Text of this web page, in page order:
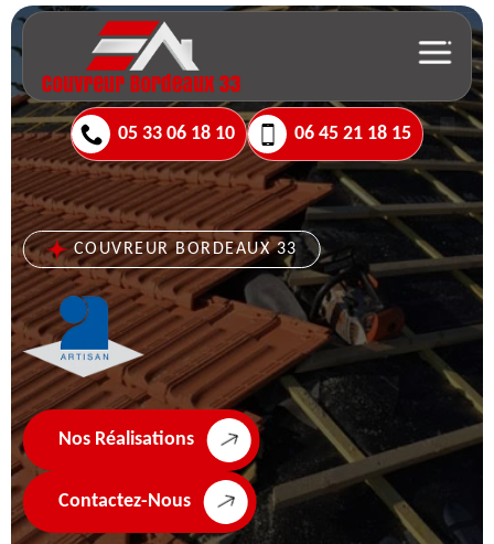
05 33 06 18 10 06 45 21 18 15
COUVREUR BORDEAUX 33
Nos Réalisations
Contactez-Nous